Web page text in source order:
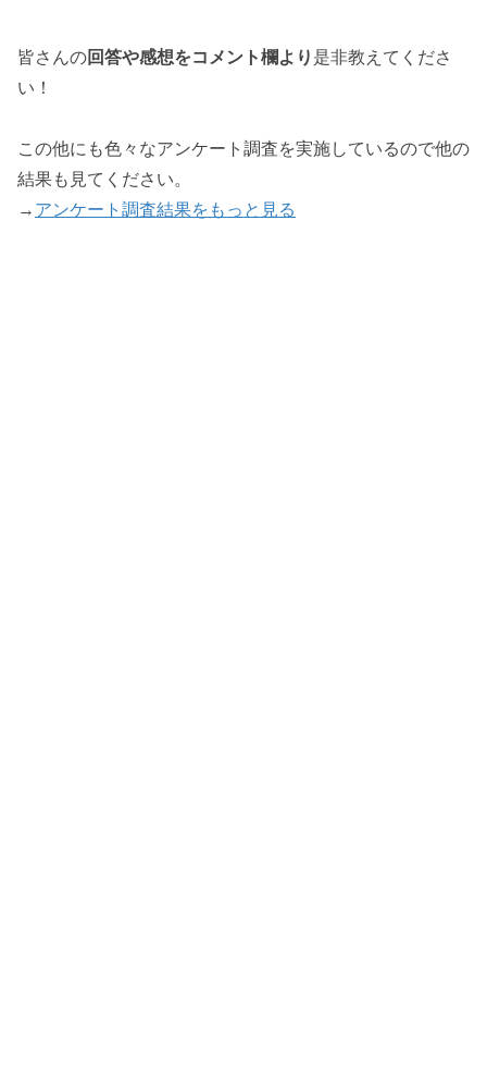
皆さんの回答や感想をコメント欄より 是非教えてくださ
い！
この他にも色々なアンケート調査を実施しているので他の
結果も見てください。
→ アンケート調査結果をもっと見る